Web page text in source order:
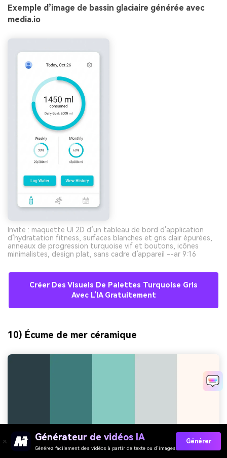
Exemple d’image de bassin glaciaire générée avec
media.io
Invite : maquette UI 2D d’un tableau de bord d’application
d’hydratation fitness, surfaces blanches et gris clair épurées,
anneaux de progression turquoise vif et boutons, icônes
minimalistes, design plat, sans cadre d’appareil --ar 9:16
Créer Des Visuels De Palettes Turquoise Gris
Avec L’IA Gratuitement
10) Écume de mer céramique
Générateur de vidéos IA
Générez facilement des vidéos à partir de texte ou d’images
Générer